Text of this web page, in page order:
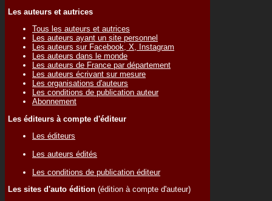
Les auteurs et autrices
Tous les auteurs et autrices
Les auteurs ayant un site personnel
Les auteurs sur Facebook, X, Instagram
Les auteurs dans le monde
Les auteurs de France par département
Les auteurs écrivant sur mesure
Les organisations d'auteurs
Les conditions de publication auteur
Abonnement
Les éditeurs à compte d'éditeur
Les éditeurs
Les auteurs édités
Les conditions de publication éditeur
Les sites d'auto édition (édition à compte d'auteur)